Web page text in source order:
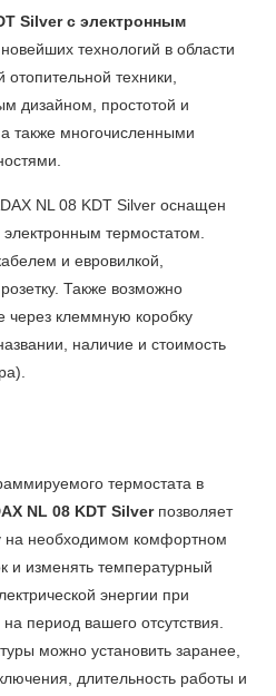
Silver с электронным
технологий в области
техники,
дизайном, простотой и
также многочисленными
NL 08 KDT Silver оснащен
термостатом.
и евровилкой,
Также возможно
через клеммную коробку
наличие и стоимость
термостата в
NL 08 KDT Silverпозволяет
на необходимом комфортном
и изменять температурный
энергии при
период вашего отсутствия.
можно установить заранее,
длительность работы и